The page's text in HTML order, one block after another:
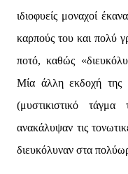
ιδιοφυείς μοναχοί
καρπούς του και πολύ
ποτό, καθώς
Μία άλλη εκδοχή της
(μυστικιστικό
ανακάλυψαν τις
διευκόλυναν στα